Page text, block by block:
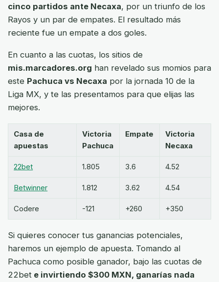
cinco partidos ante Necaxa, por un triunfo de los
Rayos y un par de empates. El resultado más
reciente fue un empate a dos goles.
En cuanto a las cuotas, los sitios de
mis.marcadores.org han revelado sus momios para
este Pachuca vs Necaxa por la jornada 10 de la
Liga MX, y te las presentamos para que elijas las
mejores.
Casa de
apuestas
Victoria
Pachuca
Empate
Victoria
Necaxa
22bet 1.805 3.6 4.52
Betwinner 1.812 3.62 4.54
Codere -121 +260 +350
Si quieres conocer tus ganancias potenciales,
haremos un ejemplo de apuesta. Tomando al
Pachuca como posible ganador, bajo las cuotas de
22bet e invirtiendo $300 MXN, ganarías nada